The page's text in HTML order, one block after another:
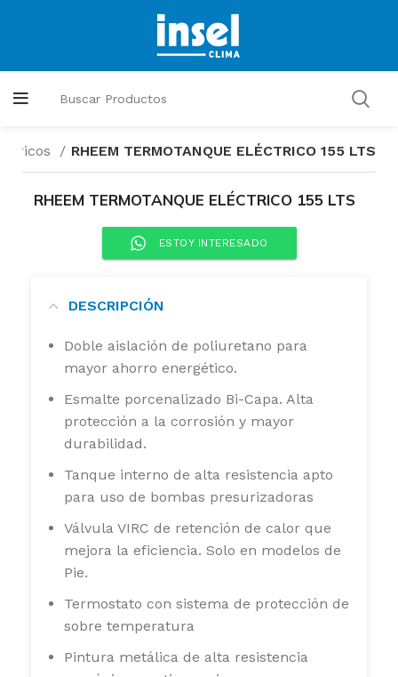
RHEEM TERMOTANQUE ELÉCTRICO 155 LTS
RHEEM TERMOTANQUE ELÉCTRICO 155 LTS
ESTOY INTERESADO
DESCRIPCIÓN
Doble aislación de poliuretano para
mayor ahorro energético.
Esmalte porcenalizado Bi-Capa. Alta
protección a la corrosión y mayor
durabilidad.
Tanque interno de alta resistencia apto
para uso de bombas presurizadoras
Válvula VIRC de retención de calor que
mejora la eficiencia. Solo en modelos de
Pie.
Termostato con sistema de protección de
sobre temperatura
Pintura metálica de alta resistencia